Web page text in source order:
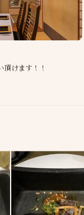
けます！！